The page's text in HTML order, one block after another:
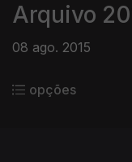
Arquivo
08 ago. 2015
opções